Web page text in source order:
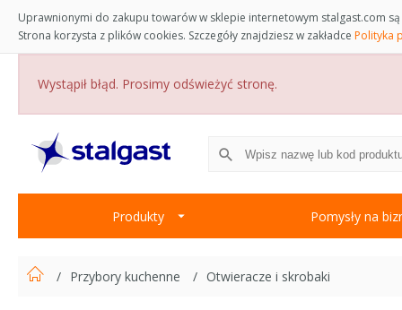
Uprawnionymi do zakupu towarów w sklepie internetowym stalgast.com
Strona korzysta z plików cookies. Szczegóły znajdziesz w zakładce Polityka
Wystąpił błąd. Prosimy odświeżyć stronę.
Produkty Pomysły na
Przybory kuchenne Otwieracze i skrobaki